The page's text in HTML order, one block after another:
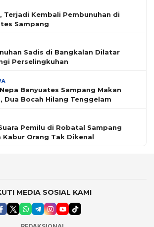
Terjadi Kembali Pembunuhan di
Sampang
Sadis di Bangkalan Dilatar
Perselingkuhan
Banyuates Sampang Makan
Dua Bocah Hilang Tenggelam
Pemilu di Robatal Sampang
Kabur Orang Tak Dikenal
MEDIA SOSIAL KAMI